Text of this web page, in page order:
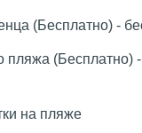
(Бесплатно) -
пляжа (Бесплатно)
на пляже